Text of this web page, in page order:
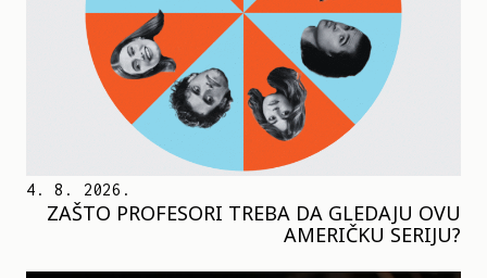
4. 8. 2026.
ZAŠTO PROFESORI TREBA DA GLEDAJU OVU
AMERIČKU SERIJU?